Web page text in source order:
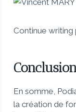
Continue writing
En somme,
la création de